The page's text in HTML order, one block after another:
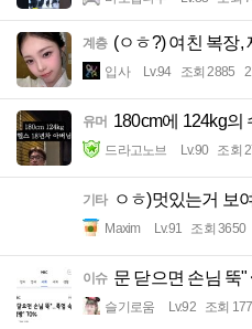
계층 (ㅇㅎ?) 여친 복장,
입사 Lv.94 조회 2885
유머 180cm에 124kg의
드라고노브 Lv.90 조회
기타 ㅇㅎ)멋있는거 보
Maxim Lv.91 조회 3650
이슈 문 닫으면 손님 뚝
슬기로움 Lv.92 조회